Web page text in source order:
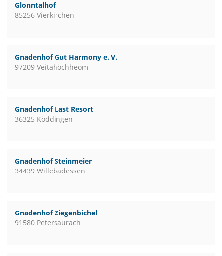
Glonntalhof
85256 Vierkirchen
Gnadenhof Gut Harmony e. V.
97209 Veitahöchheom
Gnadenhof Last Resort
36325 Köddingen
Gnadenhof Steinmeier
34439 Willebadessen
Gnadenhof Ziegenbichel
91580 Petersaurach